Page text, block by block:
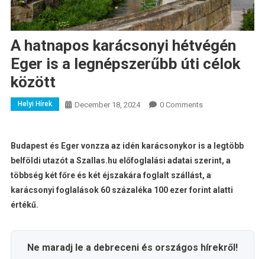
A hatnapos karácsonyi hétvégén
Eger is a legnépszerűbb úti célok
között
Helyi Hírek December 18, 2024 0 Comments
Budapest és Eger vonzza az idén karácsonykor is a legtöbb
belföldi utazót a Szallas.hu előfoglalási adatai szerint, a
többség két főre és két éjszakára foglalt szállást, a
karácsonyi foglalások 60 százaléka 100 ezer forint alatti
értékű.
Ne maradj le a debreceni és országos hírekről!